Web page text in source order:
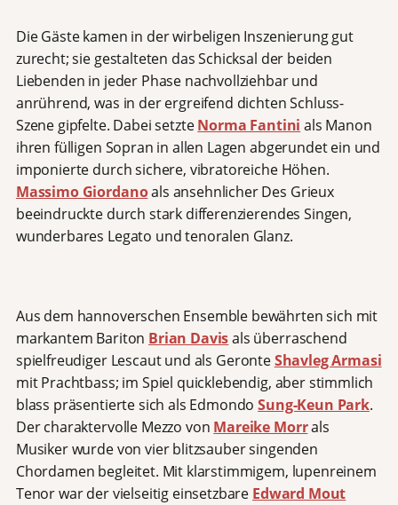
Die Gäste kamen in der wirbeligen Inszenierung gut
zurecht; sie gestalteten das Schicksal der beiden
Liebenden in jeder Phase nachvollziehbar und
anrührend, was in der ergreifend dichten Schluss-
Szene gipfelte. Dabeisetzte Norma Fantini als Manon
ihren fülligen Sopran in allen Lagen abgerundet ein und
imponierte durch sichere, vibratoreiche Höhen.
Massimo Giordanoals ansehnlicher Des Grieux
beeindruckte durch stark differenzierendes Singen,
wunderbares Legato und tenoralen Glanz.
Aus dem hannoverschen Ensemble bewährten sich mit
markantem Bariton Brian Davisals überraschend
spielfreudiger Lescaut und als GeronteShavleg Armasi
mit Prachtbass; im Spiel quicklebendig, aber stimmlich
blass präsentierte sich als Edmondo Sung-Keun Park.
Der charaktervolle Mezzo von Mareike Morrals
Musiker wurde von vier blitzsauber singenden
Chordamen begleitet. Mit klarstimmigem, lupenreinem
Tenor war der vielseitig einsetzbare Edward Mout